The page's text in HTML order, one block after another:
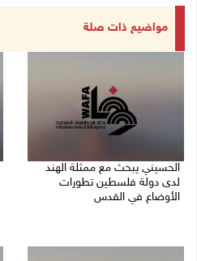
مواضيع ذات صلة
الحسيني يبحث مع ممثلة الهند
لدى دولة فلسطين تطورات
الأوضاع في القدس